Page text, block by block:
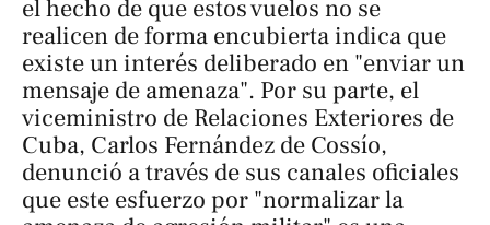
el hecho de que estos vuelos no se
realicen de forma encubierta indica que
existe un interés deliberado en "enviar un
mensaje de amenaza". Por su parte, el
viceministro de Relaciones Exteriores de
Cuba, Carlos Fernández de Cossío,
denunció a través de sus canales oficiales
que este esfuerzo por "normalizar la